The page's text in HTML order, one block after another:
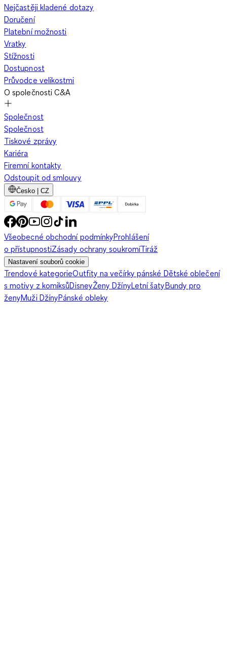
Nejčastěji kladené dotazy
Doručení
Platební možnosti
Vratky
Stížnosti
Dostupnost
Průvodce velikostmi
O společnosti C&A
Společnost
Společnost
Tiskové zprávy
Kariéra
Firemní kontakty
Odstoupit od smlouvy
Česko | CZ
Všeobecné obchodní podmínkyProhlášení
o přístupnostiZásady ochrany soukromíTiráž
Nastavení souborů cookie
Trendové kategorieOutfity na večírky pánské Dětské oblečení
s motivy z komiksůDisneyŽeny DžínyLetní šatyBundy pro
ženyMuži DžínyPánské obleky